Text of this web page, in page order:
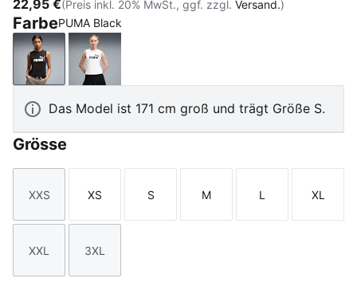
22,95 €(Preis inkl. 20% MwSt., ggf. zzgl. Versand.)
FarbePUMA Black
PUMA BlackPUMA White
Das Model ist 171 cm groß und trägt Größe S.
Grösse
Größe
XXS
Größe
XS
Größe
S
Größe
M
Größe
L
Größe
XL
Größe
XXL
Größe
3XL